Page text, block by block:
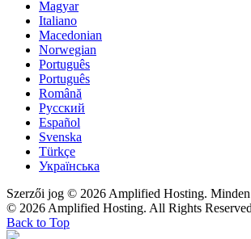
Magyar
Italiano
Macedonian
Norwegian
Português
Português
Română
Русский
Español
Svenska
Türkçe
Українська
Szerzői jog © 2026 Amplified Hosting. Minden
© 2026 Amplified Hosting. All Rights
Back to Top